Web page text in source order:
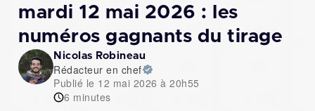
mardi 12 mai 2026 : les
numéros gagnants du tirage
Nicolas Robineau
Rédacteur en chef
Publié le 12 mai 2026 à 20h55
6 minutes